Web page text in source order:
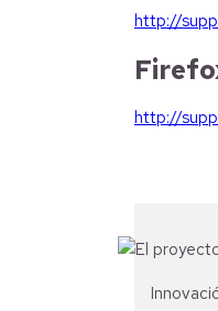
http://
http://